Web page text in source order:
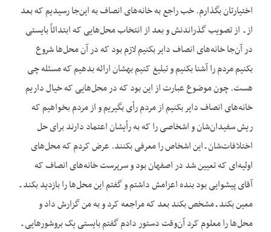
اختیارتان بگذارم. خب راجع به خانه‌های انصاف به این‌جا رسیدیم که بعد
از ـ از تصویب گذراندنش و بعد از انتخاب محل‌هایی که ابتدائاً بایستی
در آن‌جا خانه‌های انصاف دایر بکنیم لازم بود که در آن محل‌ها شروع
بکنیم مردم را آشنا بکنیم و تبلیغ کنیم بهشان ارائه بدهیم که مسئله چی
هست. چون موضوع عبارت از این بود که در محل‌هایی که خیال داریم
خانه‌های انصاف دایر بکنیم از مردم رأی بگیریم و از مردم بخواهیم که
ریش سفیدان‌‌‌‌‌‌‌‌‌‌‌‌‌‌‌‌‌‌‌‌شان و اشخاصی را که به رأیشان اعتماد دارند برای حل
اختلافات‌شان ـ این اشخاص را معرفی بکنند. عرض کردم که محل‌های
اولیه‌ای که تعیین شد در اصفهان بود و سرپرست خانه‌های انصاف که
آقای پیشوایی بود بنده اعزامش داشتم و گفتم این محل‌ها را بازدید بکند ـ
معین بکند ـ مشخص بکند بعد که مراجعه کرد و به من گزارش داد و
محل‌ها را معلوم کرد آن‌وقت دستور دادم گفتم بایستی یک بروشورهایی ـ